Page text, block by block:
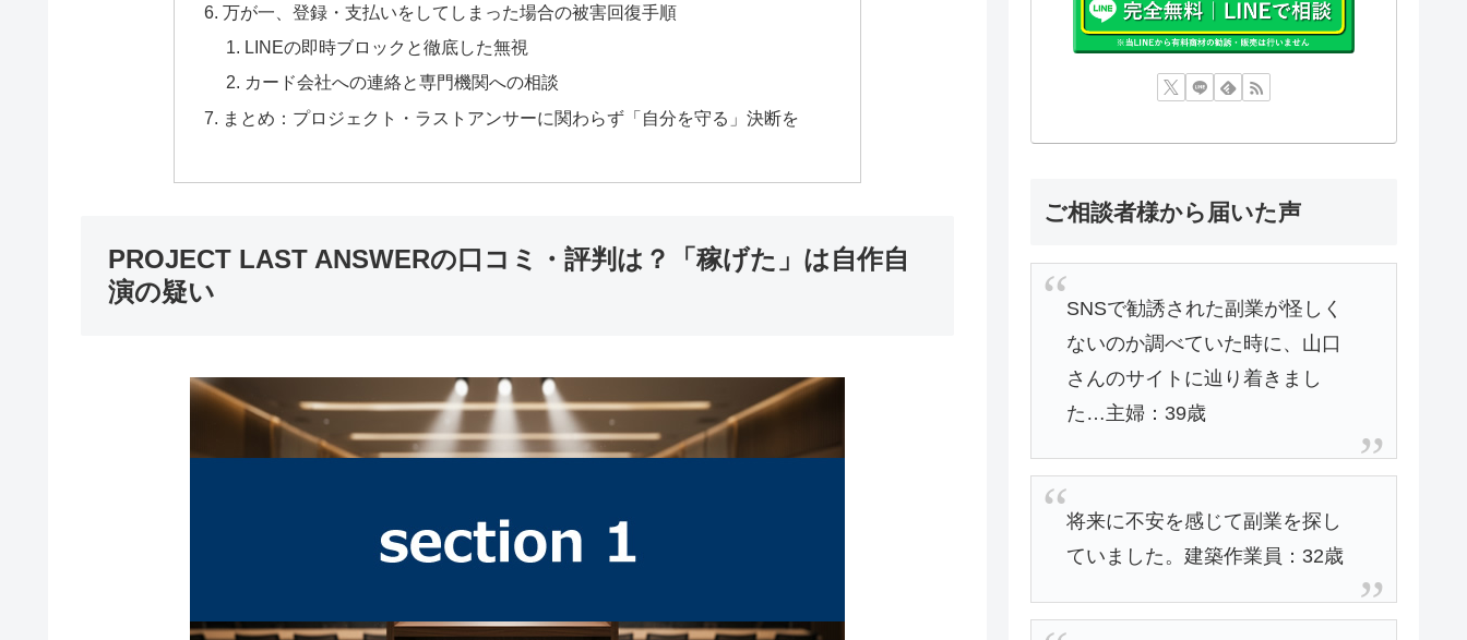
万が一、登録・支払いをしてしまった場合の被害回復手順
LINEの即時ブロックと徹底した無視
カード会社への連絡と専門機関への相談
まとめ：プロジェクト・ラストアンサーに関わらず「自分を守る」決断を
PROJECT LAST ANSWERの口コミ・評判は？「稼げた」は自作自
演の疑い
ご相談者様から届いた声
SNSで勧誘された副業が怪しく
ないのか調べていた時に、山口
さんのサイトに辿り着きまし
た…主婦：39歳
将来に不安を感じて副業を探し
ていました。建築作業員：32歳